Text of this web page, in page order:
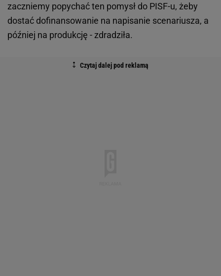
zaczniemy popychać ten pomysł do PISF-u, żeby
dostać dofinansowanie na napisanie scenariusza, a
później na produkcję - zdradziła.